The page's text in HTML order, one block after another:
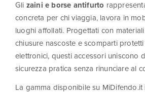
Gli zaini e borse antifurto
concreta per chi viaggia, lavora in
luoghi affollati. Progettati con
chiusure nascoste e scomparti
elettronici, questi accessori uniscono
sicurezza pratica senza rinunciare al
La gamma disponibile su